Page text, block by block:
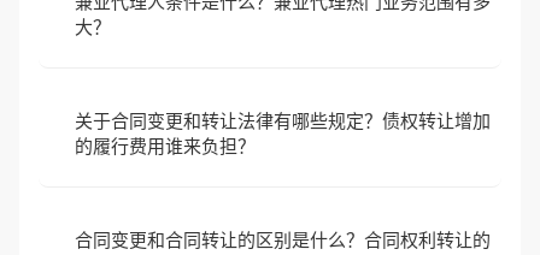
大？
关于合同变更和转让法律有哪些规定？债权转让增加
的履行费用谁来负担？
合同变更和合同转让的区别是什么？合同权利转让的